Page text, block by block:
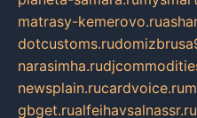
matrasy-kemerovo.ru
dotcustoms.ru
narasimha.ru
newsplain.rucardvoice.ru
gbget.rualfeihavsalnassr.ru